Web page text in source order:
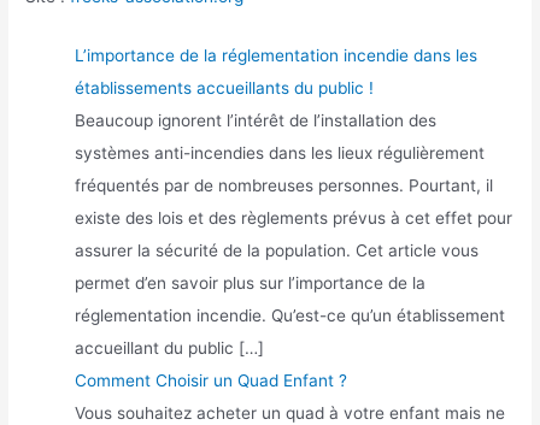
L’importance de la réglementation incendie dans les
établissements accueillants du public !
Beaucoup ignorent l’intérêt de l’installation des
systèmes anti-incendies dans les lieux régulièrement
fréquentés par de nombreuses personnes. Pourtant, il
existe des lois et des règlements prévus à cet effet pour
assurer la sécurité de la population. Cet article vous
permet d’en savoir plus sur l’importance de la
réglementation incendie. Qu’est-ce qu’un établissement
accueillant du public […]
Comment Choisir un Quad Enfant ?
Vous souhaitez acheter un quad à votre enfant mais ne